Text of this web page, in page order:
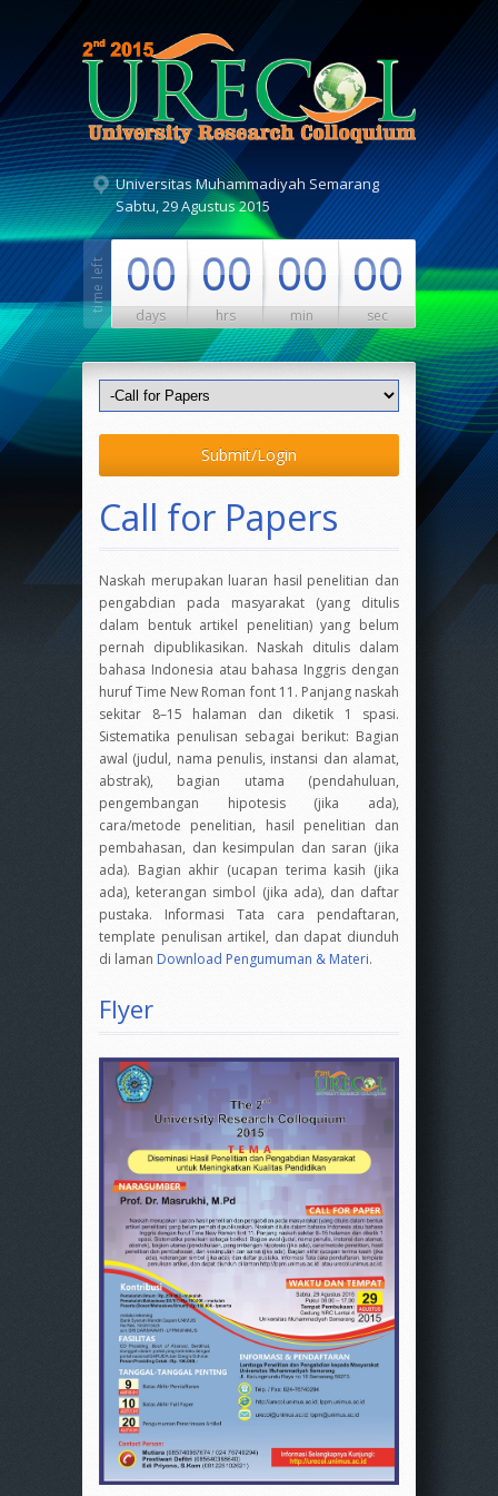
Universitas Muhammadiyah Semarang
Sabtu, 29 Agustus 2015
00
days
00
hrs
00
min
00
sec
Submit/Login
Call for Papers
Naskah merupakan luaran hasil penelitian dan
pengabdian pada masyarakat (yang ditulis
dalam bentuk artikel penelitian) yang belum
pernah dipublikasikan. Naskah ditulis dalam
bahasa Indonesia atau bahasa Inggris dengan
huruf Time New Roman font 11. Panjang naskah
sekitar 8–15 halaman dan diketik 1 spasi.
Sistematika penulisan sebagai berikut: Bagian
awal (judul, nama penulis, instansi dan alamat,
abstrak), bagian utama (pendahuluan,
pengembangan hipotesis (jika ada),
cara/metode penelitian, hasil penelitian dan
pembahasan, dan kesimpulan dan saran (jika
ada). Bagian akhir (ucapan terima kasih (jika
ada), keterangan simbol (jika ada), dan daftar
pustaka. Informasi Tata cara pendaftaran,
template penulisan artikel, dan dapat diunduh
di laman Download Pengumuman & Materi.
Flyer